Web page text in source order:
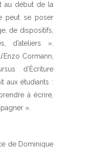
au début de la
peut se poser
de dispositifs,
d’ateliers ».
Cormann,
d’Ècriture
aux étudiants :
à écrire,
».
de Dominique